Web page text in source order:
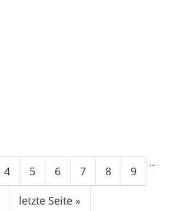
4 5 6 7 8 9
…
letzte Seite »